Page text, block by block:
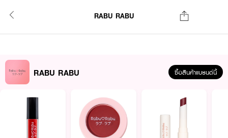
RABU RABU
RABU RABU ซื้อสินค้าแบรนด์นี้